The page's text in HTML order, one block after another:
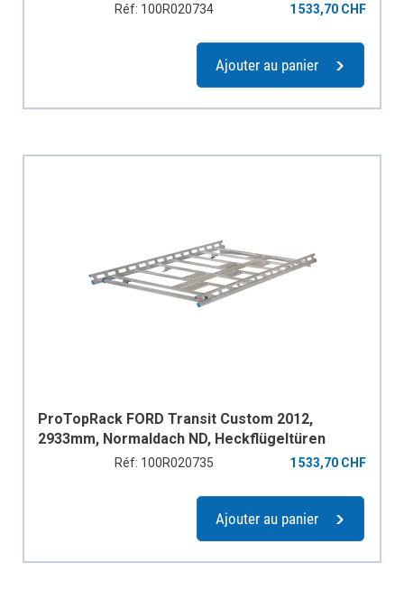
Réf: 100R020734 1 533,70 CHF
Ajouter au panier
ProTopRack FORD Transit Custom 2012,
2933mm, Normaldach ND, Heckflügeltüren
Réf: 100R020735 1 533,70 CHF
Ajouter au panier